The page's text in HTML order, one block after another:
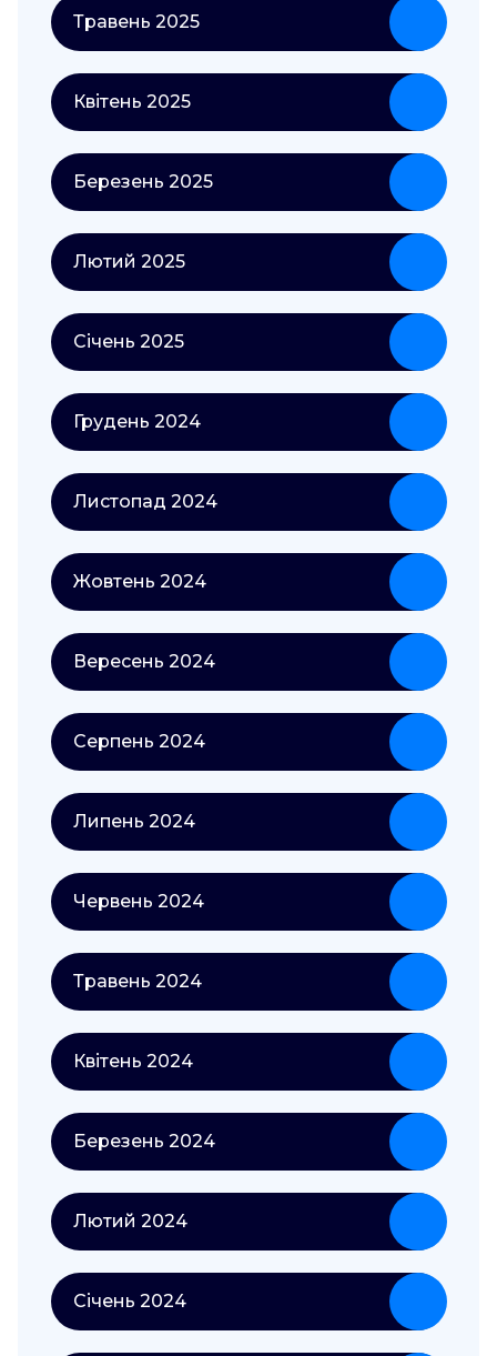
Травень 2025
Квітень 2025
Березень 2025
Лютий 2025
Січень 2025
Грудень 2024
Листопад 2024
Жовтень 2024
Вересень 2024
Серпень 2024
Липень 2024
Червень 2024
Травень 2024
Квітень 2024
Березень 2024
Лютий 2024
Січень 2024